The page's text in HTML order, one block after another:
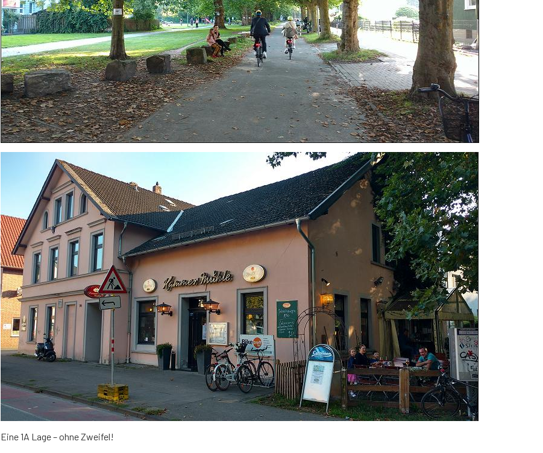
Eine 1A Lage – ohne Zweifel!